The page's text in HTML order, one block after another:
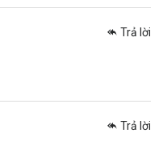
Trả lời
Trả lời